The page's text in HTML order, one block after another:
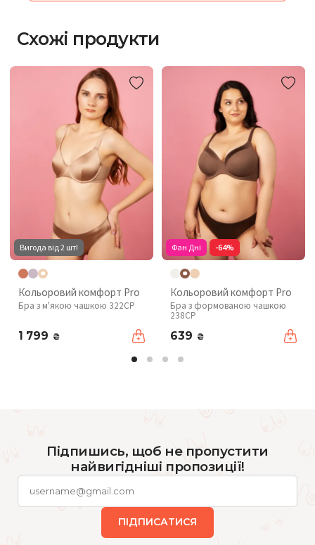
Схожі продукти
Вигода від 2 шт!
Кольоровий комфорт Pro
Бра з м'якою чашкою 322CP
1 799 ₴
Фан Дні -64%
Кольоровий комфорт Pro
Бра з формованою чашкою
238CP
639 ₴
Підпишись, щоб не пропустити
найвигідніші пропозиції!
ПІДПИСАТИСЯ